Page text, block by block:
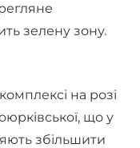
зелену зону.
на розі
що у
збільшити